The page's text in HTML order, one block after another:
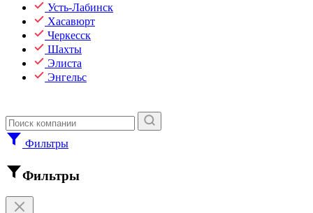
Усть-Лабинск
Хасавюрт
Черкесск
Шахты
Элиста
Энгельс
Фильтры
Фильтры